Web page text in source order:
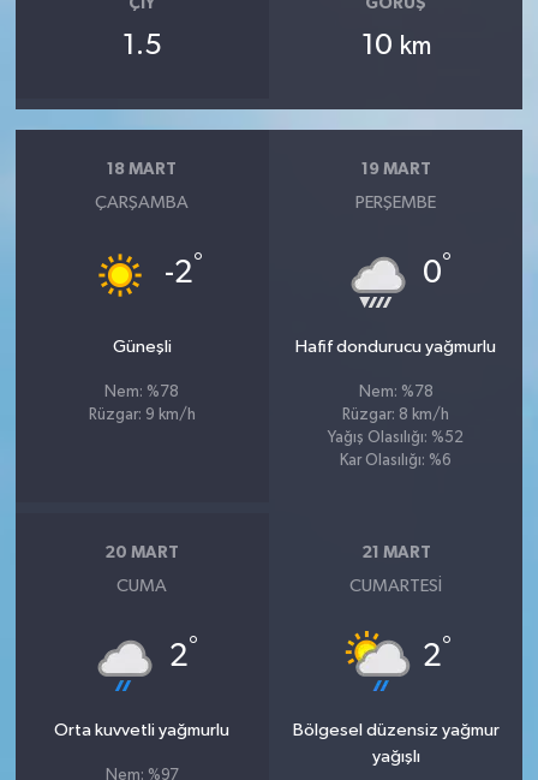
ÇIY
1.5
GÖRÜŞ
10 km
18 MART
ÇARŞAMBA
-2°
Güneşli
Nem: %78
Rüzgar: 9 km/h
19 MART
PERŞEMBE
0°
Hafif dondurucu yağmurlu
Nem: %78
Rüzgar: 8 km/h
Yağış Olasılığı: %52
Kar Olasılığı: %6
20 MART
CUMA
2°
Orta kuvvetli yağmurlu
Nem: %97
21 MART
CUMARTESI
2°
Bölgesel düzensiz yağmur
yağışlı